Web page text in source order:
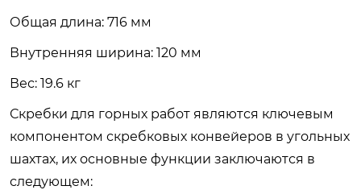
Общая длина: 716 мм
Внутренняя ширина: 120 мм
Вес: 19.6 кг
Скребки для горных работ являются ключевым
компонентом скребковых конвейеров в угольных
шахтах, их основные функции заключаются в
следующем: